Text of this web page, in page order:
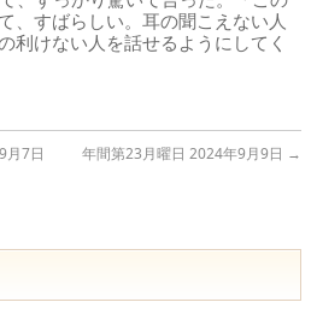
、すばらしい。耳の聞こえない人
利けない人を話せるようにしてく
月7日 年間第23月曜日 2024年9月9日 →